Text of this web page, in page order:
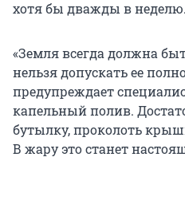
хотя бы дважды в неделю.
«Земля всегда должна
нельзя допускать ее
предупреждает
капельный полив.
бутылку, проколоть
В жару это станет